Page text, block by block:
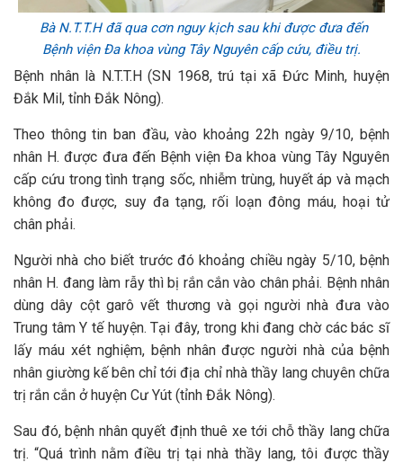
Bà N.T.T.H đã qua cơn nguy kịch sau khi được đưa đến
Bệnh viện Đa khoa vùng Tây Nguyên cấp cứu, điều trị.
Bệnh nhân là N.T.T.H (SN 1968, trú tại xã Đức Minh, huyện
Đắk Mil, tỉnh Đắk Nông).
Theo thông tin ban đầu, vào khoảng 22h ngày 9/10, bệnh
nhân H. được đưa đến Bệnh viện Đa khoa vùng Tây Nguyên
cấp cứu trong tình trạng sốc, nhiễm trùng, huyết áp và mạch
không đo được, suy đa tạng, rối loạn đông máu, hoại tử
chân phải.
Người nhà cho biết trước đó khoảng chiều ngày 5/10, bệnh
nhân H. đang làm rẫy thì bị rắn cắn vào chân phải. Bệnh nhân
dùng dây cột garô vết thương và gọi người nhà đưa vào
Trung tâm Y tế huyện. Tại đây, trong khi đang chờ các bác sĩ
lấy máu xét nghiệm, bệnh nhân được người nhà của bệnh
nhân giường kế bên chỉ tới địa chỉ nhà thầy lang chuyên chữa
trị rắn cắn ở huyện Cư Yút (tỉnh Đắk Nông).
Sau đó, bệnh nhân quyết định thuê xe tới chỗ thầy lang chữa
trị. “Quá trình nằm điều trị tại nhà thầy lang, tôi được thầy